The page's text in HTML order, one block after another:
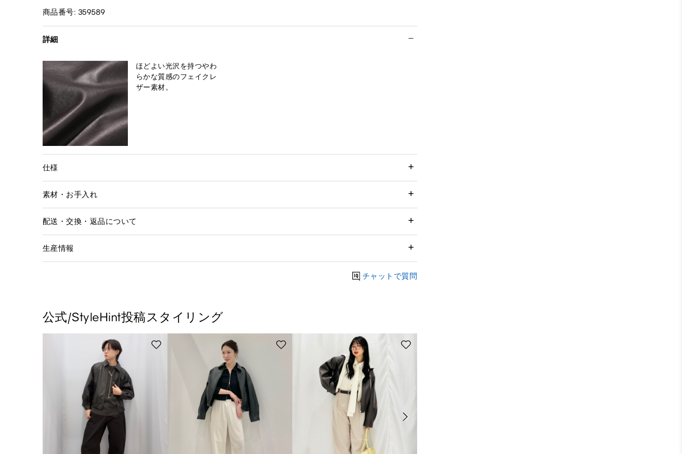
商品番号: 359589
詳細
ほどよい光沢を持つやわ
らかな質感のフェイクレ
ザー素材。
仕様
素材・お手入れ
配送・交換・返品について
生産情報
チャットで質問
公式/StyleHint投稿スタイリング